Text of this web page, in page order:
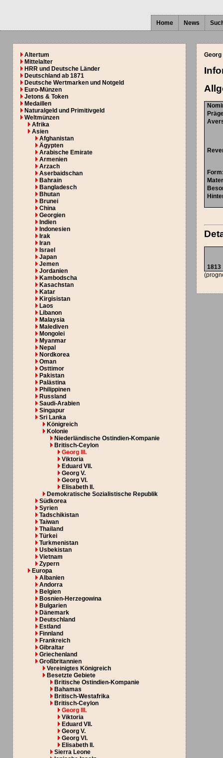
Home News
Altertum
Mittelalter
HRR und Deutsche Länder
Deutschland ab 1871
Deutsche Wertmarken und Notgeld
Euro-Münzen
Jetons & Token
Medaillen
Naturalgeld und Primitivgeld
Weltmünzen
Afrika
Asien
Afghanistan
Ägypten
Arabische Emirate
Armenien
Arzach
Aserbaidschan
Bahrain
Bangladesch
Bhutan
Brunei
China
Georgien
Indien
Indonesien
Irak
Iran
Israel
Japan
Jemen
Jordanien
Kambodscha
Kasachstan
Katar
Kirgisistan
Laos
Libanon
Malaysia
Malediven
Mongolei
Myanmar
Nepal
Nordkorea
Oman
Osttimor
Pakistan
Palästina
Philippinen
Russland
Saudi-Arabien
Singapur
Sri Lanka
Königreich
Kolonie
Niederländische Ostindien-Kompanie
Britisch-Ceylon
Georg III.
Viktoria
Eduard VII.
Georg V.
Georg VI.
Elisabeth II.
Demokratische Sozialistische Republik
Südkorea
Syrien
Tadschikistan
Taiwan
Thailand
Türkei
Turkmenistan
Usbekistan
Vietnam
Zypern
Europa
Albanien
Andorra
Belgien
Bosnien-Herzegowina
Bulgarien
Dänemark
Deutschland
Estland
Finnland
Frankreich
Gibraltar
Griechenland
Großbritannien
Vereinigtes Königreich
Besetzte Gebiete
Britische Ostindien-Kompanie
Bahamas
Britisch-Westafrika
Britisch-Ceylon
Georg III.
Viktoria
Eduard VII.
Georg V.
Georg VI.
Elisabeth II.
Sierra Leone
Georg
Form
1813